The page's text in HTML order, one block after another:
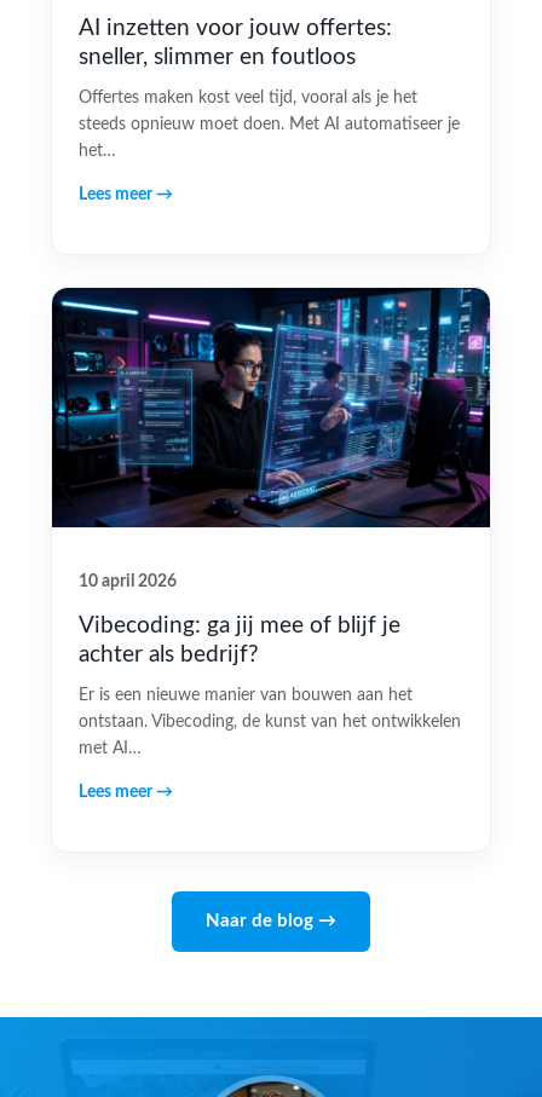
AI inzetten voor jouw offertes:
sneller, slimmer en foutloos
Offertes maken kost veel tijd, vooral als je het
steeds opnieuw moet doen. Met AI automatiseer je
het…
Lees meer →
10 april 2026
Vibecoding: ga jij mee of blijf je
achter als bedrijf?
Er is een nieuwe manier van bouwen aan het
ontstaan. Vibecoding, de kunst van het ontwikkelen
met AI…
Lees meer →
Naar de blog →